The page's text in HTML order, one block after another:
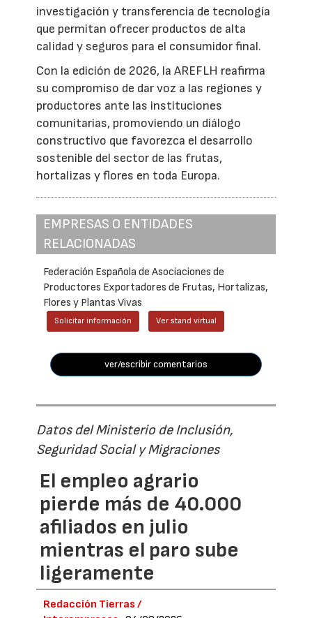
investigación y transferencia de tecnología
que permitan ofrecer productos de alta
calidad y seguros para el consumidor final.
Con la edición de 2026, la AREFLH reafirma
su compromiso de dar voz a las regiones y
productores ante las instituciones
comunitarias, promoviendo un diálogo
constructivo que favorezca el desarrollo
sostenible del sector de las frutas,
hortalizas y flores en toda Europa.
EMPRESAS O ENTIDADES
RELACIONADAS
Federación Española de Asociaciones de
Productores Exportadores de Frutas, Hortalizas,
Flores y Plantas Vivas
Solicitar información Ver stand virtual
ver/escribir comentarios
Datos del Ministerio de Inclusión,
Seguridad Social y Migraciones
El empleo agrario
pierde más de 40.000
afiliados en julio
mientras el paro sube
ligeramente
Redacción Tierras /